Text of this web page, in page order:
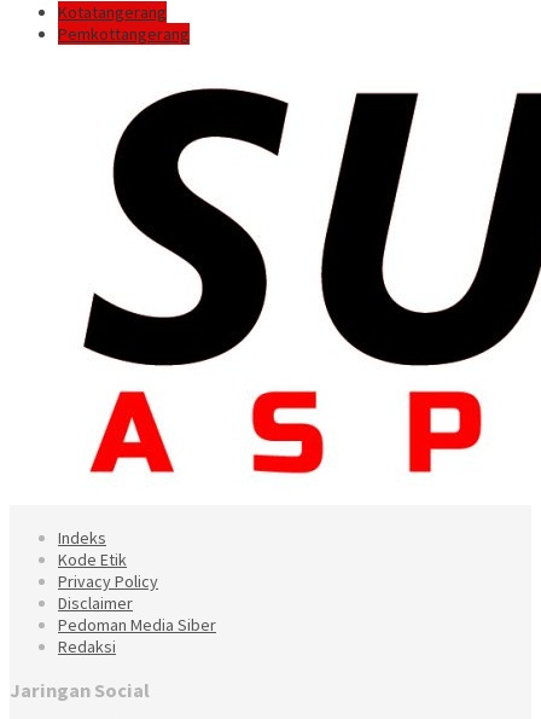
Kotatangerang
Pemkottangerang
Indeks
Kode Etik
Privacy Policy
Disclaimer
Pedoman Media Siber
Redaksi
Jaringan Social